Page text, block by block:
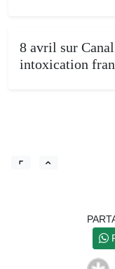
8 avril sur
intoxication